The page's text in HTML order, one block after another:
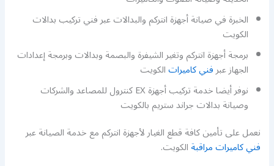
الخبرة في صيانة أجهزة انتركم والبدالات عبر فني تركيب بدالات
الكويت
برمجة أجهزة انتركم وتغير الشيفرة والبصمة وبدالات وبرمجة إعدادات
الجهاز عبرفني كاميراتالكويت
نوفر أيضا خدمة تركيب أجهزة EX كنترول للمصاعد والشركات
وصيانة بدالات جراند ستريم بالكويت
نعمل على تأمين كافة قطع الغيار لأجهزة انتركم مع خدمة الصيانة عبر
فني كاميرات مراقبةالكويت.